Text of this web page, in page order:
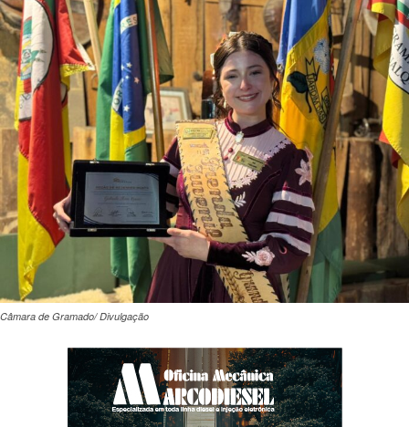
Câmara de Gramado/ Divulgação